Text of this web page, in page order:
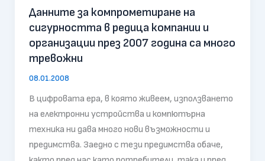
Данните за компрометиране на
сигурността в редица компании и
организации през 2007 година са много
тревожни
08.01.2008
В цифровата ера, в която живеем, използването
на електронни устройства и компютърна
техника ни дава много нови възможности и
предимства. Заедно с тези предимства обаче,